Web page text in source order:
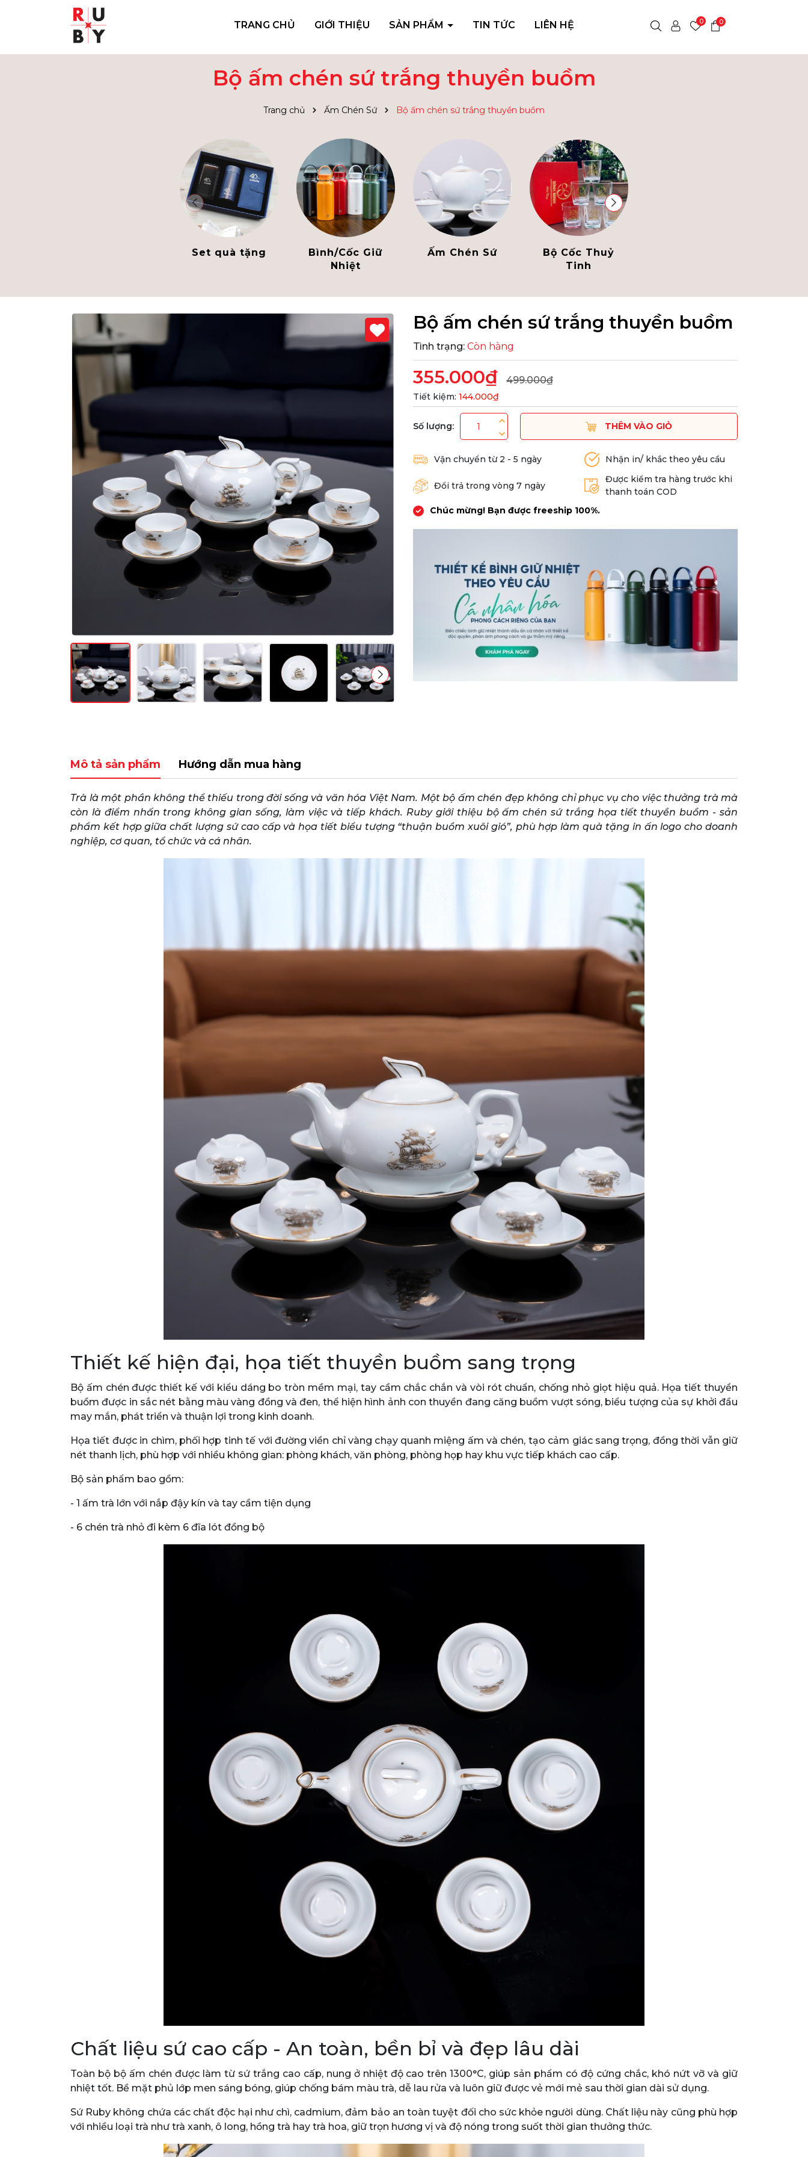
TRANG CHỦ GIỚI THIỆU SẢN PHẨM TIN TỨC LIÊN HỆ 0 0
Bộ ấm chén sứ trắng thuyền buồm
Trang chủ Ấm Chén Sứ Bộ ấm chén sứ trắng thuyền buồm
Set quà tặng
Bình/Cốc Giữ
Nhiệt
Ấm Chén Sứ
Bộ Cốc Thuỷ
Tinh
Bộ ấm chén sứ trắng thuyền buồm
Tình trạng: Còn hàng
355.000₫ 499.000₫
Tiết kiệm: 144.000₫
Số lượng: THÊM VÀO GIỎ
Vận chuyển từ 2 - 5 ngày Nhận in/ khắc theo yêu cầu
Đổi trả trong vòng 7 ngày
Được kiểm tra hàng trước khi
thanh toán COD
Chúc mừng! Bạn được freeship 100%.
Mô tả sản phẩm Hướng dẫn mua hàng
Trà là một phần không thể thiếu trong đời sống và văn hóa Việt Nam. Một bộ ấm chén đẹp không chỉ phục vụ cho việc thưởng trà mà
còn là điểm nhấn trong không gian sống, làm việc và tiếp khách. Ruby giới thiệu bộ ấm chén sứ trắng họa tiết thuyền buồm - sản
phẩm kết hợp giữa chất lượng sứ cao cấp và họa tiết biểu tượng “thuận buồm xuôi gió”, phù hợp làm quà tặng in ấn logo cho doanh
nghiệp, cơ quan, tổ chức và cá nhân.
Thiết kế hiện đại, họa tiết thuyền buồm sang trọng
Bộ ấm chén được thiết kế với kiểu dáng bo tròn mềm mại, tay cầm chắc chắn và vòi rót chuẩn, chống nhỏ giọt hiệu quả. Họa tiết thuyền
buồm được in sắc nét bằng màu vàng đồng và đen, thể hiện hình ảnh con thuyền đang căng buồm vượt sóng, biểu tượng của sự khởi đầu
may mắn, phát triển và thuận lợi trong kinh doanh.
Họa tiết được in chìm, phối hợp tinh tế với đường viền chỉ vàng chạy quanh miệng ấm và chén, tạo cảm giác sang trọng, đồng thời vẫn giữ
nét thanh lịch, phù hợp với nhiều không gian: phòng khách, văn phòng, phòng họp hay khu vực tiếp khách cao cấp.
Bộ sản phẩm bao gồm:
- 1 ấm trà lớn với nắp đậy kín và tay cầm tiện dụng
- 6 chén trà nhỏ đi kèm 6 đĩa lót đồng bộ
Chất liệu sứ cao cấp - An toàn, bền bỉ và đẹp lâu dài
Toàn bộ bộ ấm chén được làm từ sứ trắng cao cấp, nung ở nhiệt độ cao trên 1300°C, giúp sản phẩm có độ cứng chắc, khó nứt vỡ và giữ
nhiệt tốt. Bề mặt phủ lớp men sáng bóng, giúp chống bám màu trà, dễ lau rửa và luôn giữ được vẻ mới mẻ sau thời gian dài sử dụng.
Sứ Ruby không chứa các chất độc hại như chì, cadmium, đảm bảo an toàn tuyệt đối cho sức khỏe người dùng. Chất liệu này cũng phù hợp
với nhiều loại trà như trà xanh, ô long, hồng trà hay trà hoa, giữ trọn hương vị và độ nóng trong suốt thời gian thưởng thức.